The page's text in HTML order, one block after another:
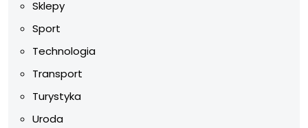
Sklepy
Sport
Technologia
Transport
Turystyka
Uroda